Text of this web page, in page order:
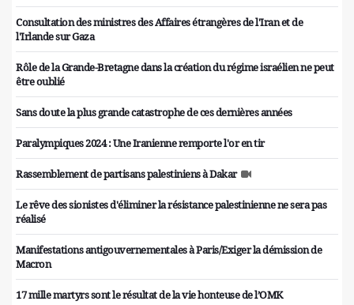
Consultation des ministres des Affaires étrangères de l'Iran et de
l'Irlande sur Gaza
Rôle de la Grande-Bretagne dans la création du régime israélien ne peut
être oublié
Sans doute la plus grande catastrophe de ces dernières années
Paralympiques 2024 : Une Iranienne remporte l'or en tir
Rassemblement de partisans palestiniens à Dakar
Le rêve des sionistes d'éliminer la résistance palestinienne ne sera pas
réalisé
Manifestations antigouvernementales à Paris/Exiger la démission de
Macron
17 mille martyrs sont le résultat de la vie honteuse de l’OMK